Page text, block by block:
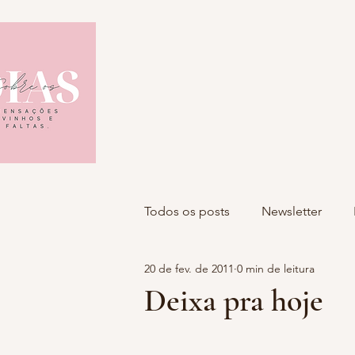
Todos os posts Newsletter
Deixa pra hoje
20 de fev. de 2011 0 min de leitura